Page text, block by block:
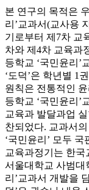
본 연구의 목적은
리’교과서(교사용
기로부터 제7차 교
차와 제4차 교육과
등학교 ‘국민윤리’
‘도덕’은 학년별 1
원칙은 전통적인
등학교 ‘국민윤리’
교육과 발달과업
찬되었다. 교과서
‘국민윤리’ 모두
교육과정기는 한국
서울대학교 사범대
리’교과서 개발을